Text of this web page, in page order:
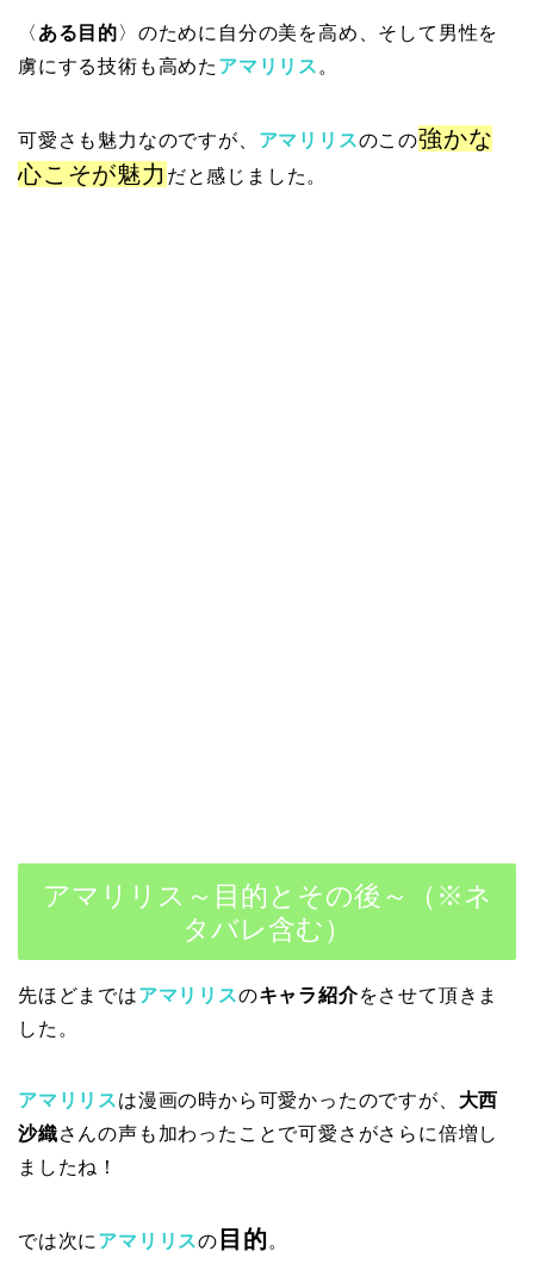
〈 ある目的〉のために自分の美を高め、そして男性を
虜にする技術も高めた アマリリス 。
可愛さも魅力なのですが、 アマリリスのこの強かな
心こそが魅力 だと感じました。
アマリリス～目的とその後～（※ネ
タバレ含む）
先ほどまではアマリリスのキャラ紹介をさせて頂きま
した。
アマリリスは漫画の時から可愛かったのですが、 大西
沙織さんの声も加わったことで可愛さがさらに倍増し
ましたね！
では次に アマリリスの 目的 。